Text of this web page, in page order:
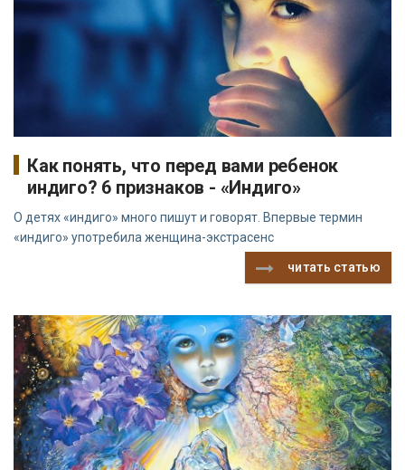
Как понять, что перед вами ребенок
индиго? 6 признаков - «Индиго»
О детях «индиго» много пишут и говорят. Впервые термин
«индиго» употребила женщина-экстрасенс
читать статью